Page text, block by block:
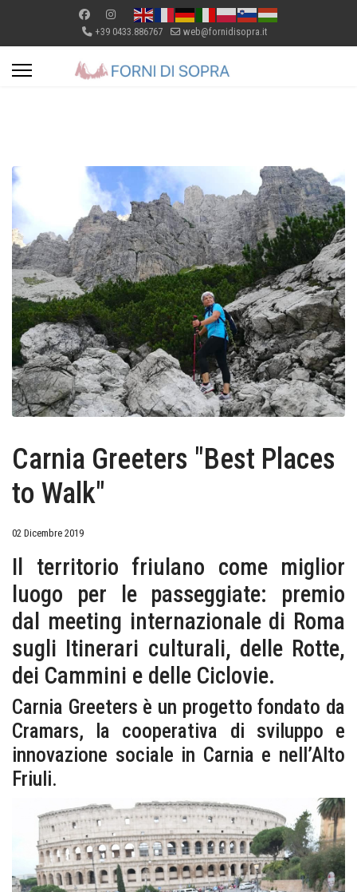
+39 0433.886767 web@fornidisopra.it
Carnia Greeters "Best Places
to Walk"
02 Dicembre 2019
Il territorio friulano come miglior
luogo per le passeggiate: premio
dal meeting internazionale di Roma
sugli Itinerari culturali, delle Rotte,
dei Cammini e delle Ciclovie.
Carnia Greeters è un progetto fondato da
Cramars, la cooperativa di sviluppo e
innovazione sociale in Carnia e nell’Alto
Friuli.